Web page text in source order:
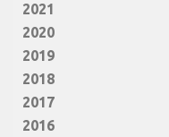
2021
2020
2019
2018
2017
2016